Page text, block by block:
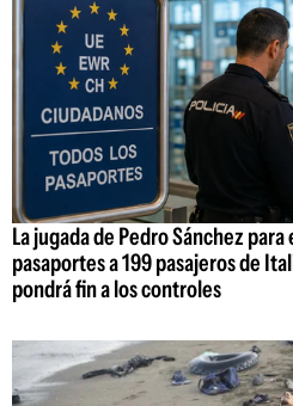
La jugada de Pedro Sánchez
pasaportes a 199 pasajeros de
pondrá fin a los controles